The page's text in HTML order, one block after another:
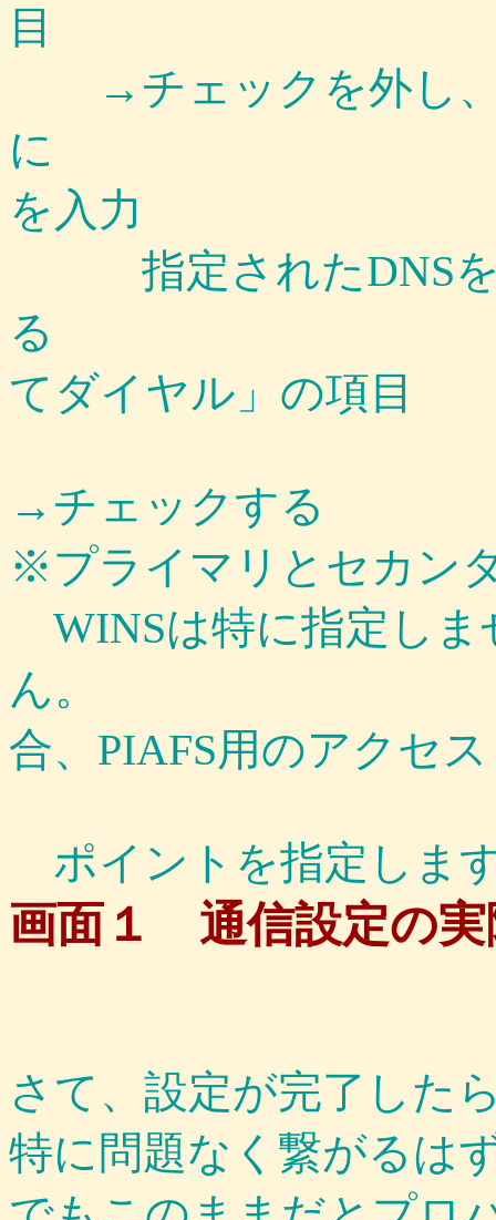
目
→チェックを外し、
に →指定
を入力
指定されたDNSを
る
てダイヤル」の項目
→チェックする
※プライマリとセカン
WINSは特に指定しま
ん。
合、PIAFS用のアクセス
ポイントを指定しま
画面１ 通信設定の実
さて、設定が完了した
特に問題なく繋がるは